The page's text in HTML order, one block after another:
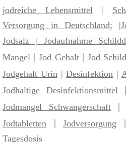
jodreiche Lebensmittel |
Versorgung in Deutschland; |
Jodsalz | Jodaufnahme
Mangel | Jod Gehalt| Jod
Jodgehalt Urin |Desinfektion |
Jodhaltige Desinfektionsmittel
Jodmangel Schwangerschaft
Jodtabletten |Jodversorgung
Tagesdosis